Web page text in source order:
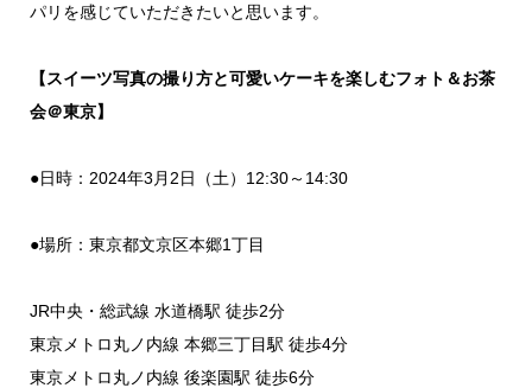
パリを感じていただきたいと思います。
【スイーツ写真の撮り方と可愛いケーキを楽しむフォト＆お茶
会＠東京】
●日時：2024年3月2日（土）12:30～14:30
●場所：東京都文京区本郷1丁目
JR中央・総武線 水道橋駅 徒歩2分
東京メトロ丸ノ内線 本郷三丁目駅 徒歩4分
東京メトロ丸ノ内線 後楽園駅 徒歩6分